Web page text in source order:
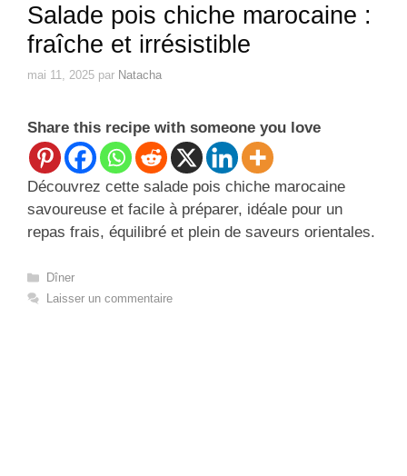
Salade pois chiche marocaine :
fraîche et irrésistible
mai 11, 2025 par Natacha
Share this recipe with someone you love
Découvrez cette salade pois chiche marocaine
savoureuse et facile à préparer, idéale pour un
repas frais, équilibré et plein de saveurs orientales.
Catégories
Dîner
Laisser un commentaire